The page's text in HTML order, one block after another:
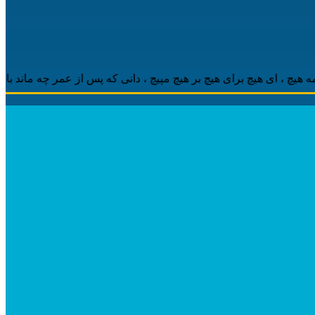
‌ای هیچ برای هیچ بر هیچ مپیچ ، دانی که پس از عمر چه ماند باقی ،